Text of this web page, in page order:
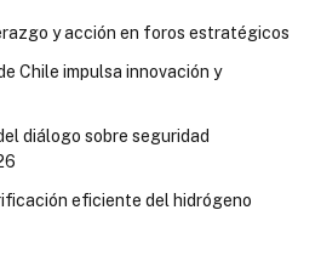
y acción en foros estratégicos
Chile impulsa innovación y
diálogo sobre seguridad
eficiente del hidrógeno